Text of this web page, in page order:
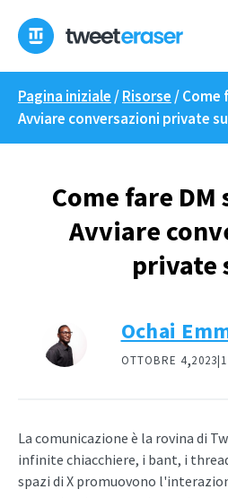
content
Pagina iniziale /Risorse /Come
Avviare conversazioni private
Come fare
Avviare
private
Ochai
OTTOBRE 4,2023|
La comunicazione è la rovina di
infinite chiacchiere, i bant, i
spazi di X promuovono